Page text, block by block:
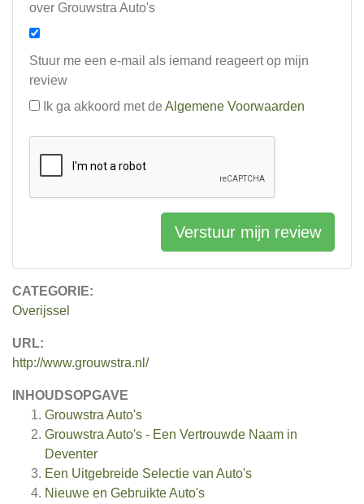
CATEGORIE:
Overijssel
URL:
http://www.grouwstra.nl/
INHOUDSOPGAVE
Grouwstra Auto's
Grouwstra Auto's - Een Vertrouwde Naam in
Deventer
Een Uitgebreide Selectie van Auto's
Nieuwe en Gebruikte Auto's
over Grouwstra Auto's
Stuur me een e-mail als iemand reageert op mijn
review
Ik ga akkoord met de Algemene Voorwaarden
Verstuur mijn review